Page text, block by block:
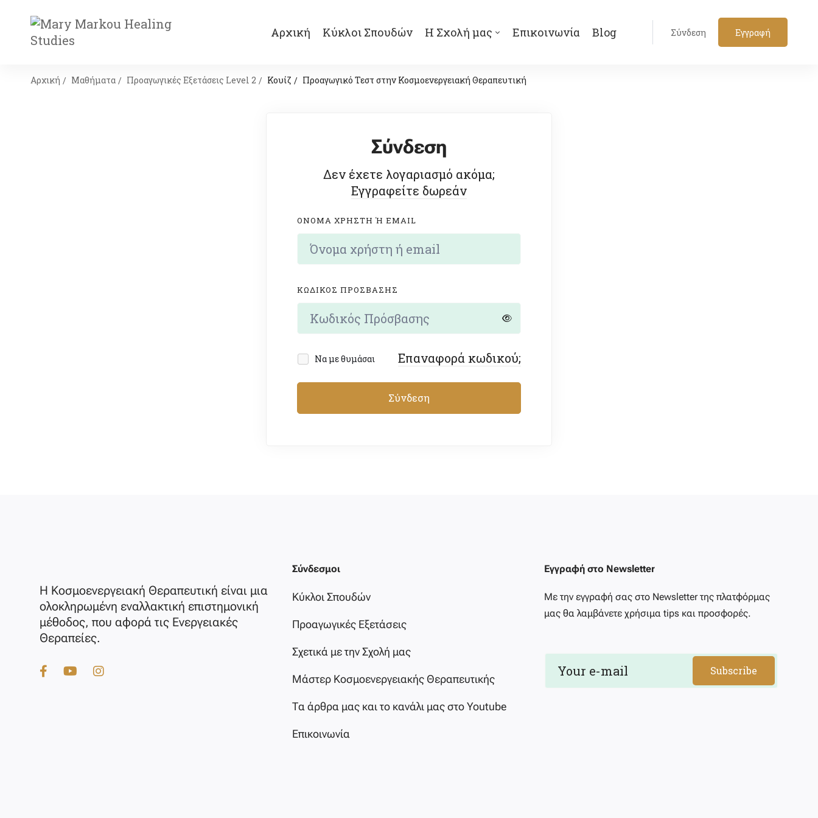
Αρχική Κύκλοι Σπουδών Η Σχολή μας Επικοινωνία Blog Σύνδεση Εγγραφή
Αρχική Μαθήματα Προαγωγικές Εξετάσεις Level 2 Κουίζ Προαγωγικό Τεστ στην Κοσμοενεργειακή Θεραπευτική
Σύνδεση
Δεν έχετε λογαριασμό ακόμα;
Εγγραφείτε δωρεάν
ΟΝΟΜΑ ΧΡΉΣΤΗ Ή EMAIL
ΚΩΔΙΚΌΣ ΠΡΌΣΒΑΣΗΣ
Να με θυμάσαι Επαναφορά κωδικού;
Σύνδεση
Η Κοσμοενεργειακή Θεραπευτική είναι μια
ολοκληρωμένη εναλλακτική επιστημονική
μέθοδος, που αφορά τις Ενεργειακές
Θεραπείες.
Σύνδεσμοι
Κύκλοι Σπουδών
Προαγωγικές Εξετάσεις
Σχετικά με την Σχολή μας
Μάστερ Κοσμοενεργειακής Θεραπευτικής
Τα άρθρα μας και το κανάλι μας στο Youtube
Επικοινωνία
Εγγραφή στο Newsletter
Με την εγγραφή σας στο Newsletter της πλατφόρμας
μας θα λαμβάνετε χρήσιμα tips και προσφορές.
Subscribe